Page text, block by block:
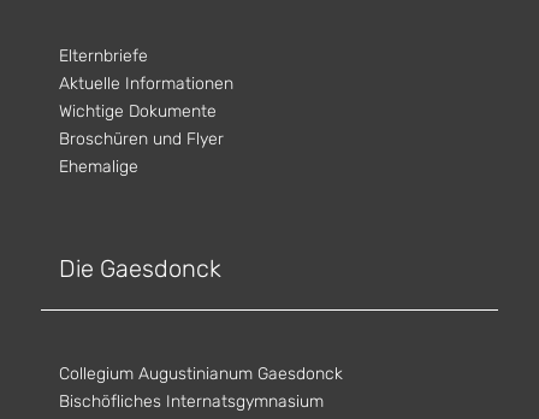
Elternbriefe
Aktuelle Informationen
Wichtige Dokumente
Broschüren und Flyer
Ehemalige
Die Gaesdonck
Collegium Augustinianum Gaesdonck
Bischöfliches Internatsgymnasium